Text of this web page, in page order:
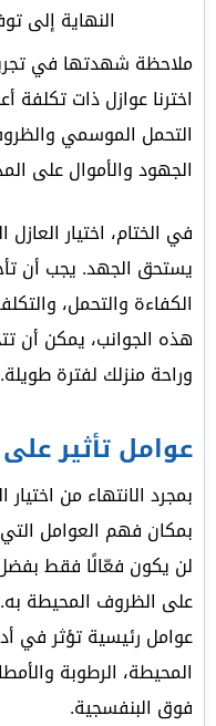
النهاية إلى
ملاحظة شهدتها في
اخترنا عوازل ذات تكلفة
التحمل الموسمي
الجهود والأموال على
في الختام، اختيار
يستحق الجهد. يجب أن تأخذ
الكفاءة والتحمل،
هذه الجوانب، يمكن أن
وراحة منزلك لفترة طويلة.
عوامل تأثير على
بمجرد الانتهاء من
بمكان فهم العوامل
لن يكون فعّالًا فقط
على الظروف المحيطة
عوامل رئيسية تؤثر في
المحيطة، الرطوبة
فوق البنفسجية.